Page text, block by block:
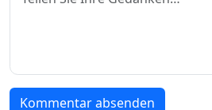
Kommentar absenden